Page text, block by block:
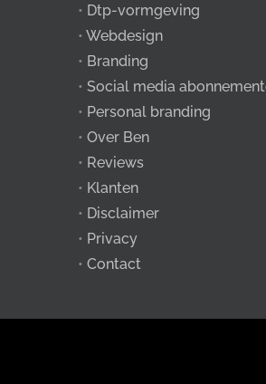
• Dtp-vormgeving
• Webdesign
• Branding
• Social media
• Personal branding
• Over Ben
• Reviews
• Klanten
• Disclaimer
• Privacy
• Contact